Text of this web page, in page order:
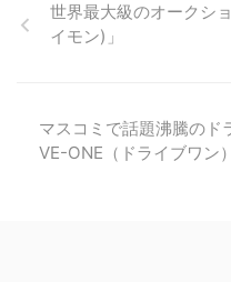
世界最大級のオーク
イモン)」
マスコミで話題沸騰のド
VE-ONE（ドライブワン）